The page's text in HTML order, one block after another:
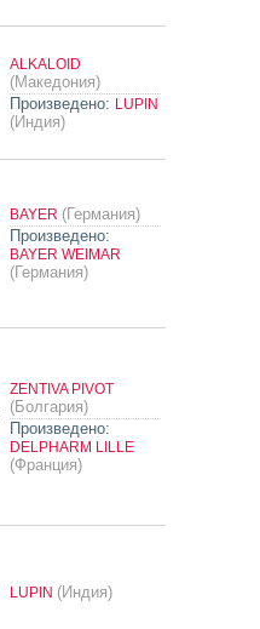
ALKALOID
(Македония)
Произведено: LUPIN
(Индия)
BAYER (Германия)
Произведено:
BAYER WEIMAR
(Германия)
ZENTIVA PIVOT
(Болгария)
Произведено:
DELPHARM LILLE
(Франция)
LUPIN (Индия)